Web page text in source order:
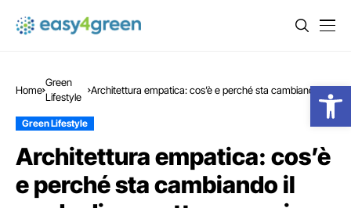
Home
Green
Lifestyle
Architettura empatica: cos’è e perché sta cambiando il
Green Lifestyle
Architettura empatica: cos’è
e perché sta cambiando il